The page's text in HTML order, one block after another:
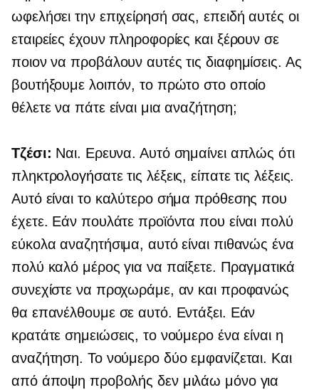
ωφελήσει την επιχείρησή σας, επειδή αυτές οι
εταιρείες έχουν πληροφορίες και ξέρουν σε
ποιον να προβάλουν αυτές τις διαφημίσεις. Ας
βουτήξουμε λοιπόν, το πρώτο στο οποίο
θέλετε να πάτε είναι μια αναζήτηση;
Τζέσι: Ναι. Ερευνα. Αυτό σημαίνει απλώς ότι
πληκτρολογήσατε τις λέξεις, είπατε τις λέξεις.
Αυτό είναι το καλύτερο σήμα πρόθεσης που
έχετε. Εάν πουλάτε προϊόντα που είναι πολύ
εύκολα αναζητήσιμα, αυτό είναι πιθανώς ένα
πολύ καλό μέρος για να παίξετε. Πραγματικά
συνεχίστε να προχωράμε, αν και προφανώς
θα επανέλθουμε σε αυτό. Εντάξει. Εάν
κρατάτε σημειώσεις, το νούμερο ένα είναι η
αναζήτηση. Το νούμερο δύο εμφανίζεται. Και
από άποψη προβολής δεν μιλάω μόνο για